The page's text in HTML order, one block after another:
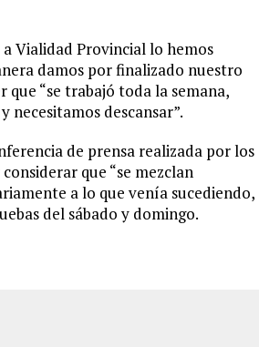
Vialidad Provincial lo hemos
damos por finalizado nuestro
que “se trabajó toda la semana,
necesitamos descansar”.
de prensa realizada por los
que “se mezclan
a lo que venía sucediendo,
del sábado y domingo.